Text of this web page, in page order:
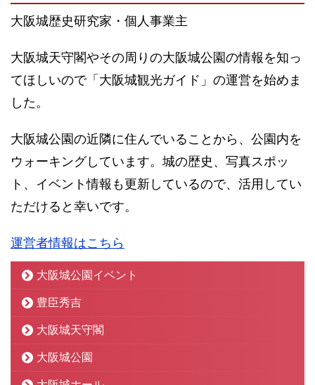
大阪城歴史研究家・個人事業主
大阪城天守閣やその周りの大阪城公園の情報を知っ
てほしいので「大阪城観光ガイド」の運営を始めま
した。
大阪城公園の近隣に住んでいることから、公園内を
ウォーキングしています。城の歴史、写真スポッ
ト、イベント情報も更新しているので、活用してい
ただけると幸いです。
運営者情報はこちら
大阪城公園イベント
豊臣秀吉
大阪城天守閣
大阪城公園